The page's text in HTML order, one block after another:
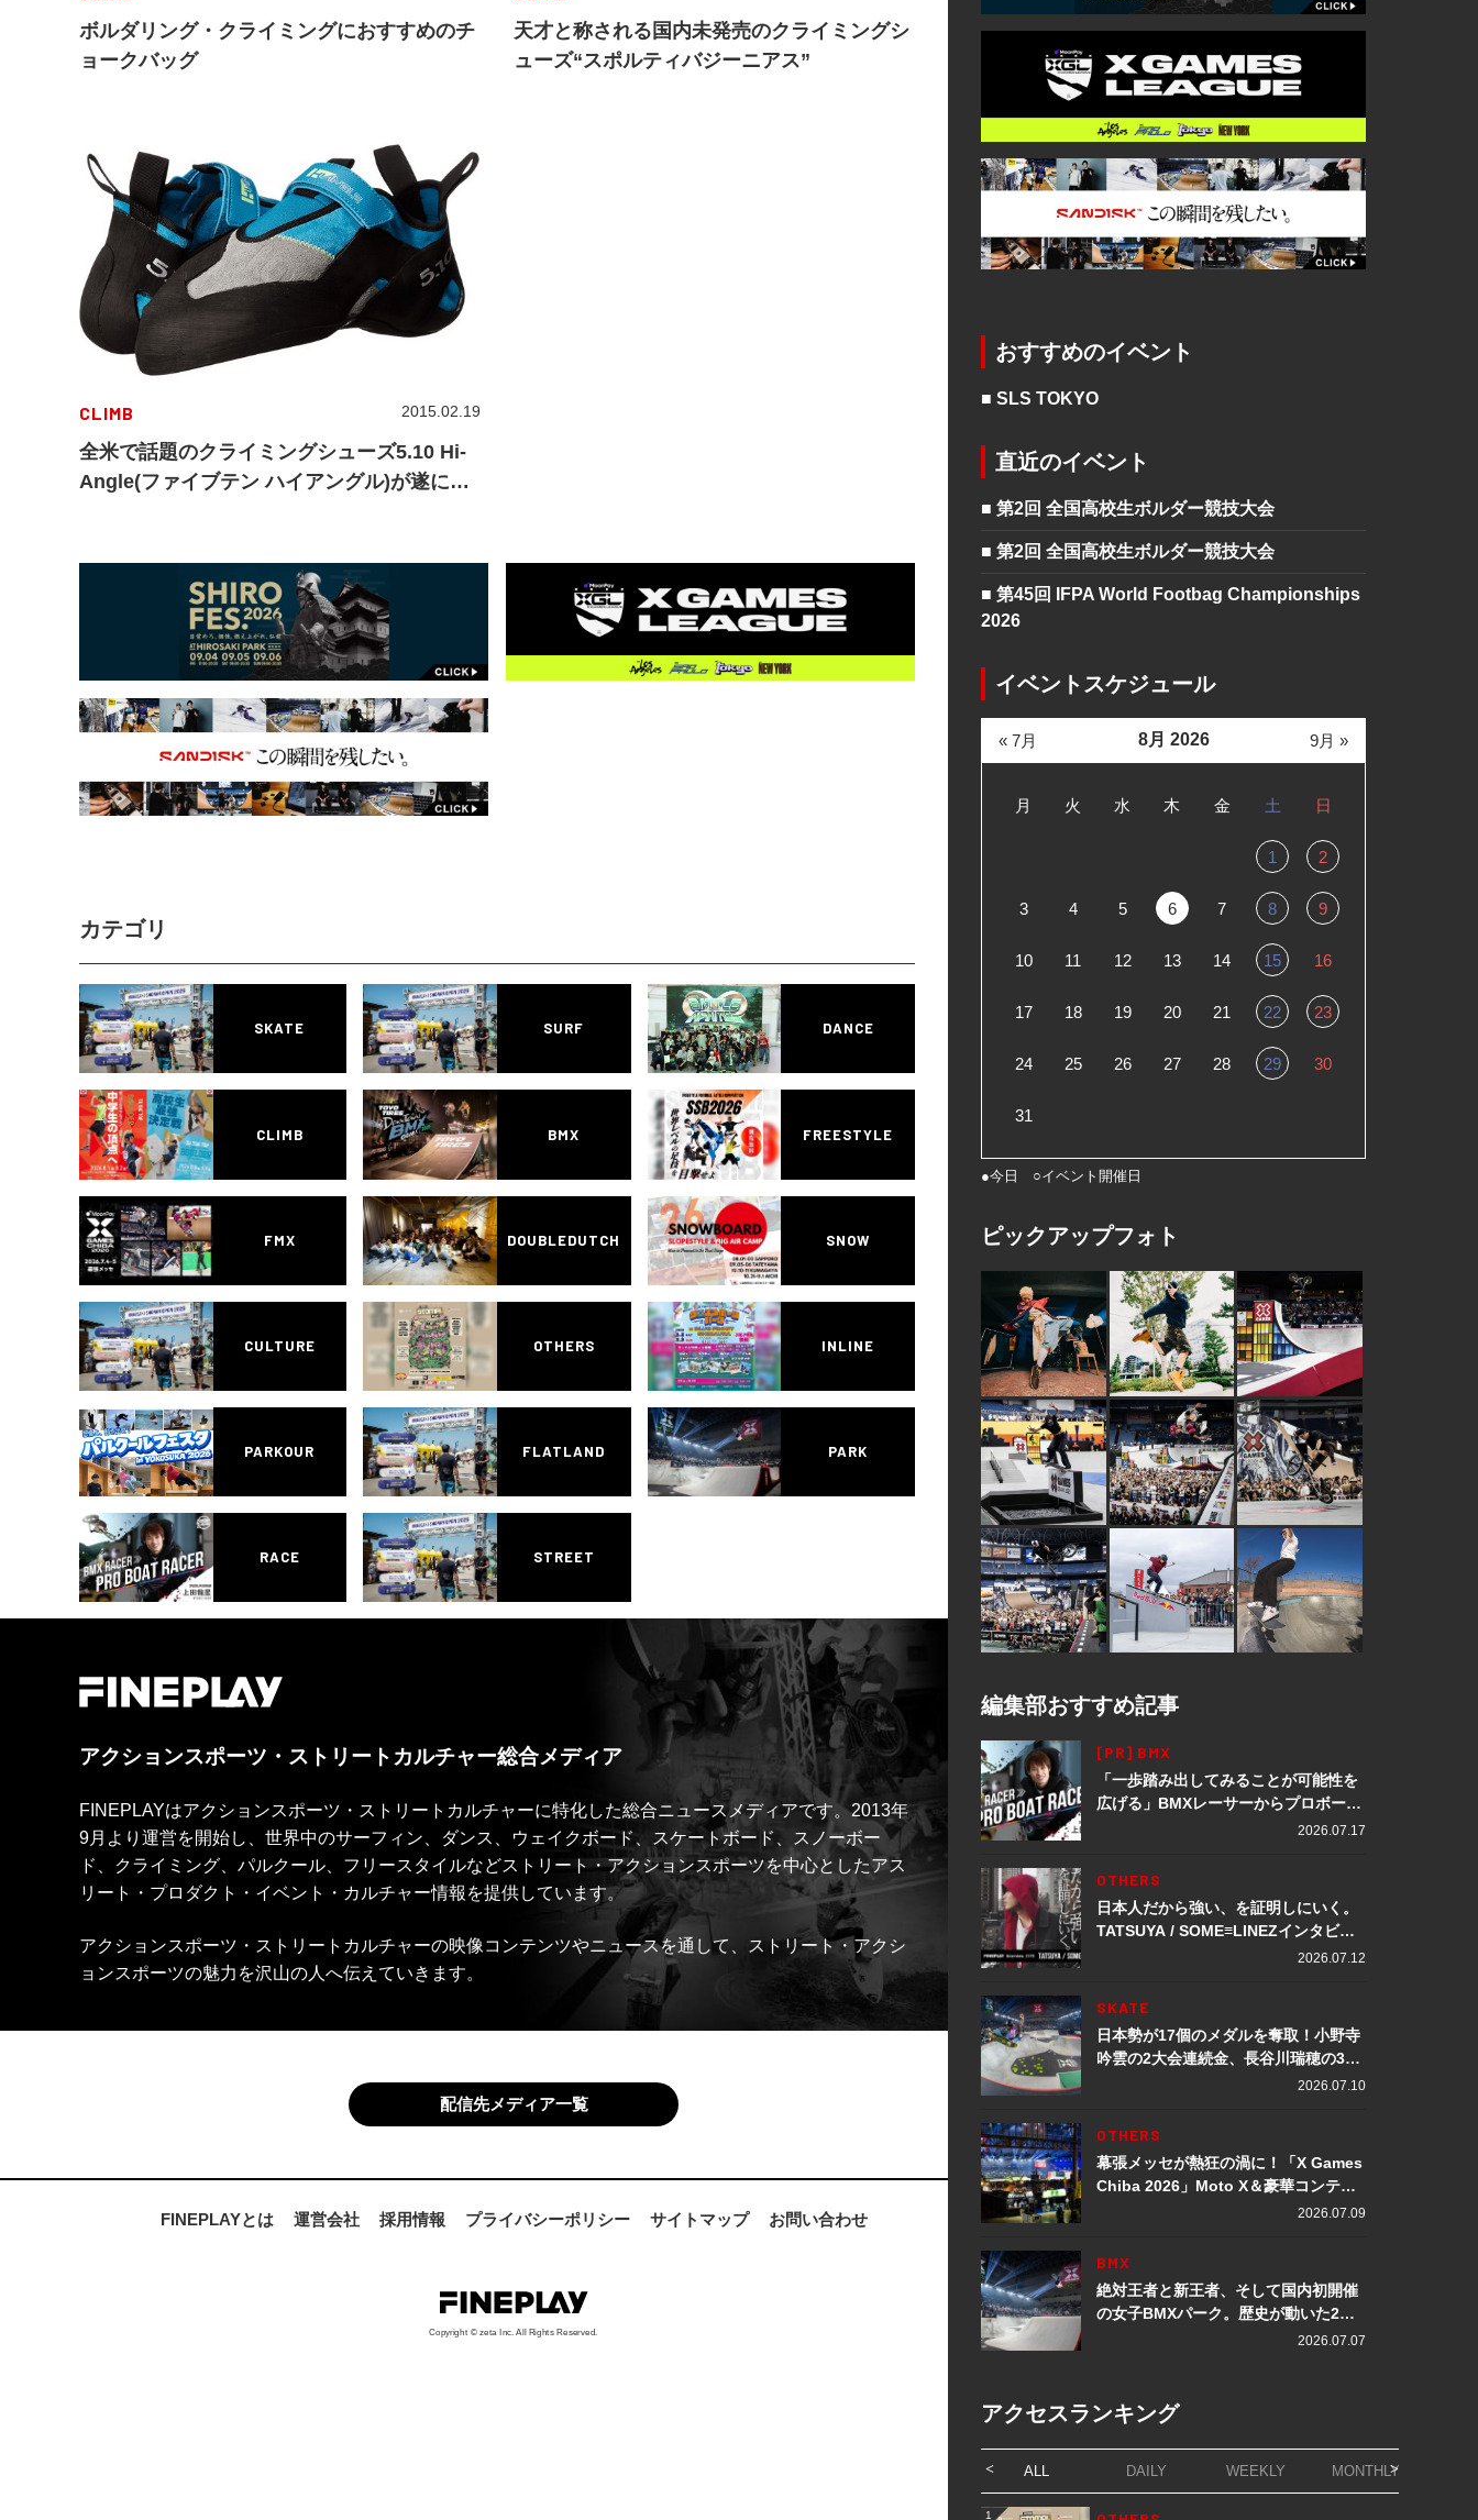
ボルダリング・クライミングにおすすめのチ
ョークバッグ
天才と称される国内未発売のクライミングシ
ューズ“スポルティバジーニアス”
CLIMB
全米で話題のクライミングシューズ5.10 Hi-
Angle(ファイブテン ハイアングル)が遂に日
2015.02.19
カテゴリ
SKATE SURF DANCE
CLIMB BMX FREESTYLE
FMX DOUBLEDUTCH SNOW
CULTURE OTHERS INLINE
PARKOUR FLATLAND PARK
RACE STREET
アクションスポーツ・ストリートカルチャー総合メディア
FINEPLAYはアクションスポーツ・ストリートカルチャーに特化した総合ニュースメディアです。2013年
9月より運営を開始し、世界中のサーフィン、ダンス、ウェイクボード、スケートボード、スノーボー
ド、クライミング、パルクール、フリースタイルなどストリート・アクションスポーツを中心としたアス
リート・プロダクト・イベント・カルチャー情報を提供しています。
アクションスポーツ・ストリートカルチャーの映像コンテンツやニュースを通して、ストリート・アクシ
ョンスポーツの魅力を沢山の人へ伝えていきます。
配信先メディア一覧
FINEPLAYとは 運営会社 採用情報 プライバシーポリシー サイトマップ お問い合わせ
Copyright © zeta Inc. All Rights Reserved.
おすすめのイベント
■ SLS TOKYO
直近のイベント
■ 第2回 全国高校生ボルダー競技大会
■ 第2回 全国高校生ボルダー競技大会
■ 第45回 IFPA World Footbag Championships
2026
イベントスケジュール
8月 2026
月 火 水 木 金 土 日
1 2
3 4 5 6 7 8 9
10 11 12 13 14 15 16
17 18 19 20 21 22 23
24 25 26 27 28 29 30
31
« 7月 9月 »
●今日 ○イベント開催日
ピックアップフォト
編集部おすすめ記事
[PR] BMX
「一歩踏み出してみることが可能性を
広げる」BMXレーサーからプロボート
レーサーへ転身。上田龍星が体現する
2026.07.17
OTHERS
日本人だから強い、を証明しにいく。
TATSUYA / SOME≡LINEZインタビュ
2026.07.12
SKATE
日本勢が17個のメダルを奪取！小野寺
吟雲の2大会連続金、長谷川瑞穂の3メ
ダル獲得など数々の快挙をプレイバッ
2026.07.10
OTHERS
幕張メッセが熱狂の渦に！「X Games
Chiba 2026」Moto X＆豪華コンテン
2026.07.09
BMX
絶対王者と新王者、そして国内初開催
の女子BMXパーク。歴史が動いた2日
2026.07.07
アクセスランキング
ALL DAILY WEEKLY MONTHLY
1